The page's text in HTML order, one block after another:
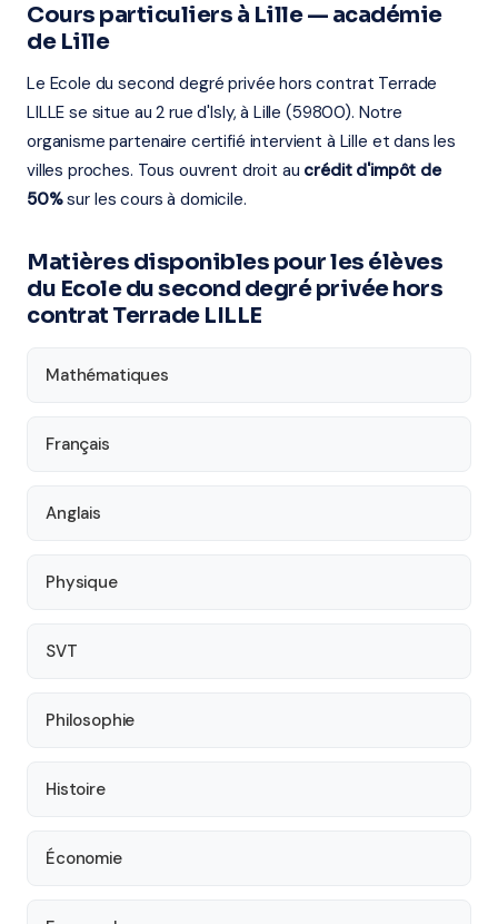
Cours particuliers à Lille — académie
de Lille
Le Ecole du second degré privée hors contrat Terrade
LILLE se situe au 2 rue d'Isly, à Lille (59800). Notre
organisme partenaire certifié intervient à Lille et dans les
villes proches. Tous ouvrent droit au crédit d'impôt de
50%sur les cours à domicile.
Matières disponibles pour les élèves
du Ecole du second degré privée hors
contrat Terrade LILLE
Mathématiques
Français
Anglais
Physique
SVT
Philosophie
Histoire
Économie